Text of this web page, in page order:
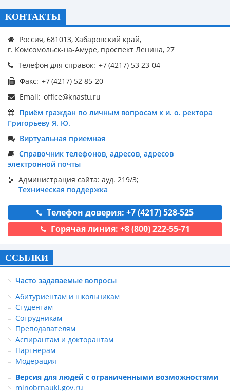
КОНТАКТЫ
Россия, 681013, Хабаровский край,
г. Комсомольск-на-Амуре, проспект Ленина, 27
Телефон для справок:
Факс:
Email:
Приём граждан по личным вопросам к и. о. ректора
Григорьеву Я. Ю.
Виртуальная приемная
Справочник телефонов, адресов, адресов
электронной почты
Администрация сайта: ауд. 219/3;
Техническая поддержка
Телефон доверия: +7 (4217) 528-525
Горячая линия: +8 (800) 222-55-71
ССЫЛКИ
Часто задаваемые вопросы
Абитуриентам и школьникам
Студентам
Сотрудникам
Преподавателям
Аспирантам и докторантам
Партнерам
Модерация
Версия для людей с ограниченными возможностями
minobrnauki.gov.ru